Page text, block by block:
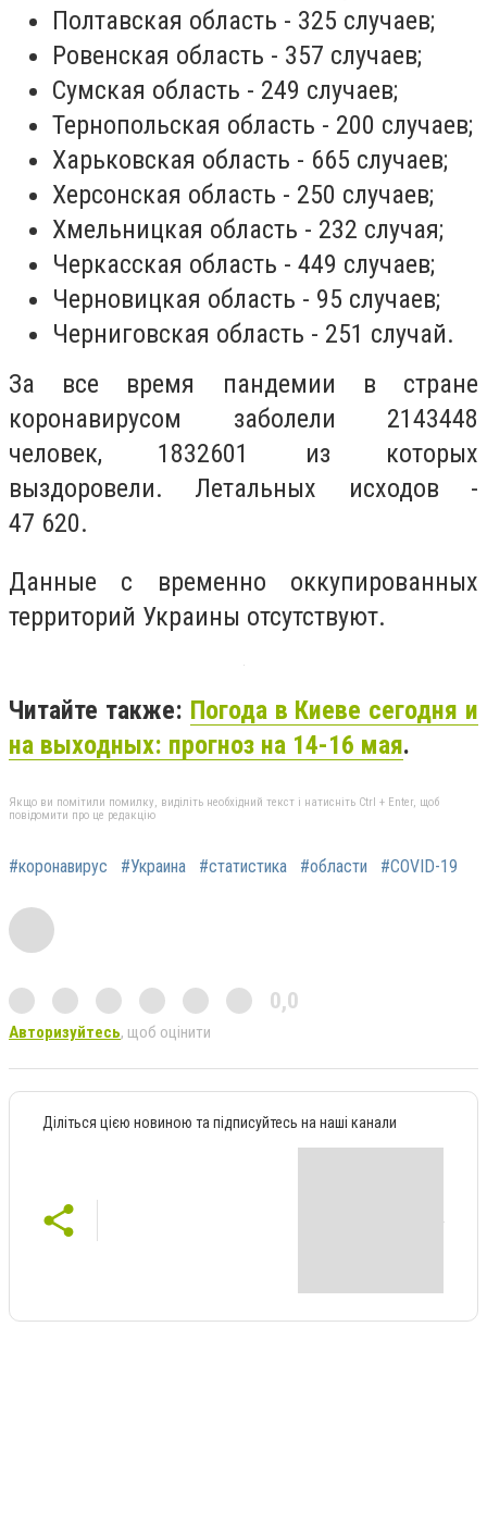
Полтавская область - 325 случаев;
Ровенская область - 357 случаев;
Сумская область - 249 случаев;
Тернопольская область - 200 случаев;
Харьковская область - 665 случаев;
Херсонская область - 250 случаев;
Хмельницкая область - 232 случая;
Черкасская область - 449 случаев;
Черновицкая область - 95 случаев;
Черниговская область - 251 случай.
За все время пандемии в стране
коронавирусом заболели 2143448
человек, 1832601 из которых
выздоровели. Летальных исходов -
47 620.
Данные с временно оккупированных
территорий Украины отсутствуют.
Читайте также: Погода в Киеве сегодня и
на выходных: прогноз на 14-16 мая.
Якщо ви помітили помилку, виділіть необхідний текст і натисніть Ctrl + Enter, щоб
повідомити про це редакцію
#коронавирус #Украина #статистика #области #COVID-19
0,0
Авторизуйтесь, щоб оцінити
Діліться цією новиною та підписуйтесь на наші канали